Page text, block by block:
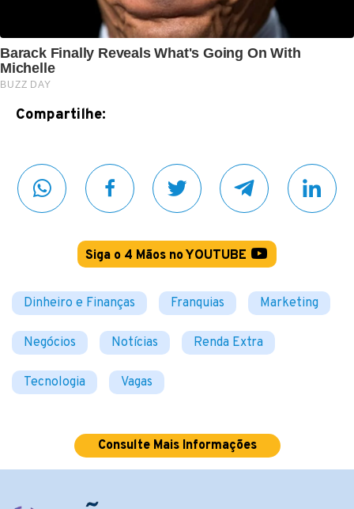
Compartilhe:
Siga o 4 Mãos no YOUTUBE
Dinheiro e Finanças Franquias Marketing
Negócios Notícias Renda Extra
Tecnologia Vagas
Consulte Mais Informações